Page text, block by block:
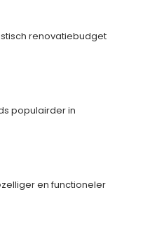
renovatiebudget
populairder in
en functioneler